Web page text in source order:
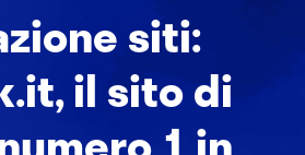
siti:
il sito di